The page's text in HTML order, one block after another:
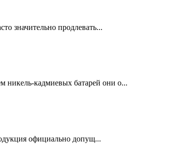
значительно продлевать...
никель-кадмиевых батарей они о...
официально допущ...